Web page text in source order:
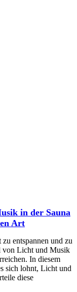
in der Sauna
Art
entspannen und zu
von Licht und Musik
In diesem
sich lohnt, Licht und
diese